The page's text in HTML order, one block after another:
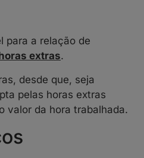
para a relação de
extras.
desde que, seja
pelas horas extras
valor da hora trabalhada.